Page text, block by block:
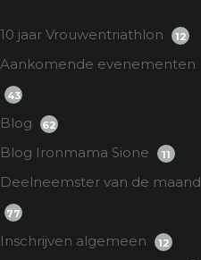
10 jaar Vrouwentriathlon 12
Aankomende evenementen
43
Blog 62
Blog Ironmama Sione 11
Deelneemster van de maand
77
Inschrijven algemeen 12